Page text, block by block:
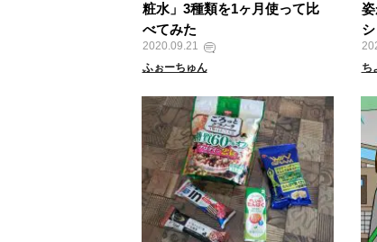
粧水」3種類を1ヶ月使って比
べてみた
2020.09.21
ふぉーちゅん
ち